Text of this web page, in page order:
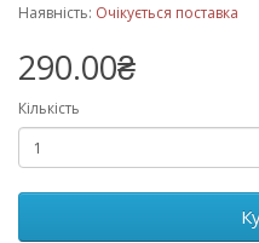
Наявність: Очікується поставка
290.00₴
Кількість